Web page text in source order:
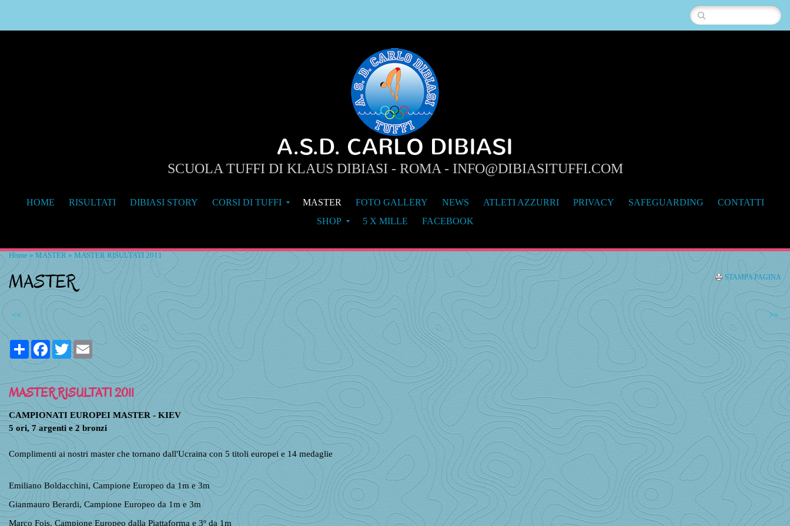
A.S.D. CARLO DIBIASI
SCUOLA TUFFI DI KLAUS DIBIASI - ROMA - INFO@DIBIASITUFFI.COM
HOME RISULTATI DIBIASI STORY CORSI DI TUFFI MASTER FOTO GALLERY NEWS ATLETI AZZURRI PRIVACY SAFEGUARDING
CONTATTI
SHOP
5 X MILLE FACEBOOK
Home » MASTER » MASTER RISULTATI 2011
MASTER STAMPA PAGINA
<< >>
Share Facebook
TwitterEmail
MASTER RISULTATI 2011
CAMPIONATI EUROPEI MASTER - KIEV
5 ori, 7 argenti e 2 bronzi
Complimenti ai nostri master che tornano dall'Ucraina con 5 titoli europei e 14 medaglie
Emiliano Boldacchini, Campione Europeo da 1m e 3m
Gianmauro Berardi, Campione Europeo da 1m e 3m
Marco Fois, Campione Europeo dalla Piattaforma e 3º da 1m